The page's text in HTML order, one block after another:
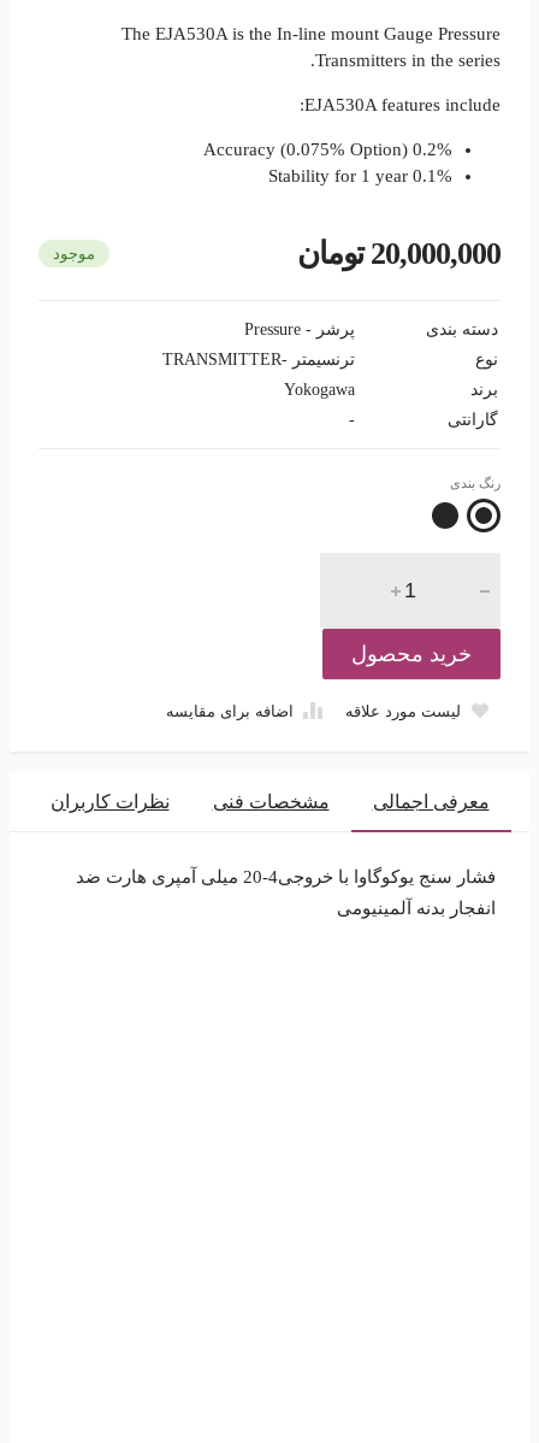
The EJA530A is the In-line mount Gauge Pressure
Transmitters in the series.
EJA530A features include:
0.2% Accuracy (0.075% Option)
0.1% Stability for 1 year
20,000,000 تومان موجود
دسته بندی
پرشر - Pressure
نوع
ترنسیمتر -TRANSMITTER
برند
Yokogawa
گارانتی
-
رنگ بندی
خرید محصول
لیست مورد علاقه اضافه برای مقایسه
معرفی اجمالی مشخصات فنی نظرات کاربران
فشار سنج یوکوگاوا با خروجی4-20 میلی آمپری هارت ضد
انفجار بدنه آلمینیومی